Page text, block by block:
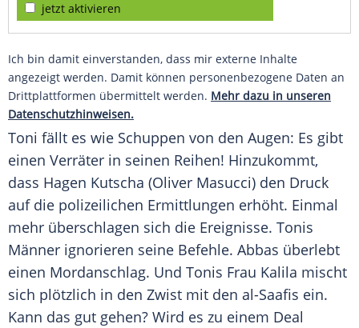
jetzt aktivieren
Ich bin damit einverstanden, dass mir externe Inhalte
angezeigt werden. Damit können personenbezogene Daten an
Drittplattformen übermittelt werden. Mehr dazu in unseren
Datenschutzhinweisen.
Toni fällt es wie Schuppen von den Augen: Es gibt
einen Verräter in seinen Reihen! Hinzukommt,
dass Hagen Kutscha (Oliver Masucci) den Druck
auf die polizeilichen Ermittlungen erhöht. Einmal
mehr überschlagen sich die Ereignisse. Tonis
Männer ignorieren seine Befehle. Abbas überlebt
einen Mordanschlag. Und Tonis Frau Kalila mischt
sich plötzlich in den Zwist mit den al-Saafis ein.
Kann das gut gehen? Wird es zu einem Deal